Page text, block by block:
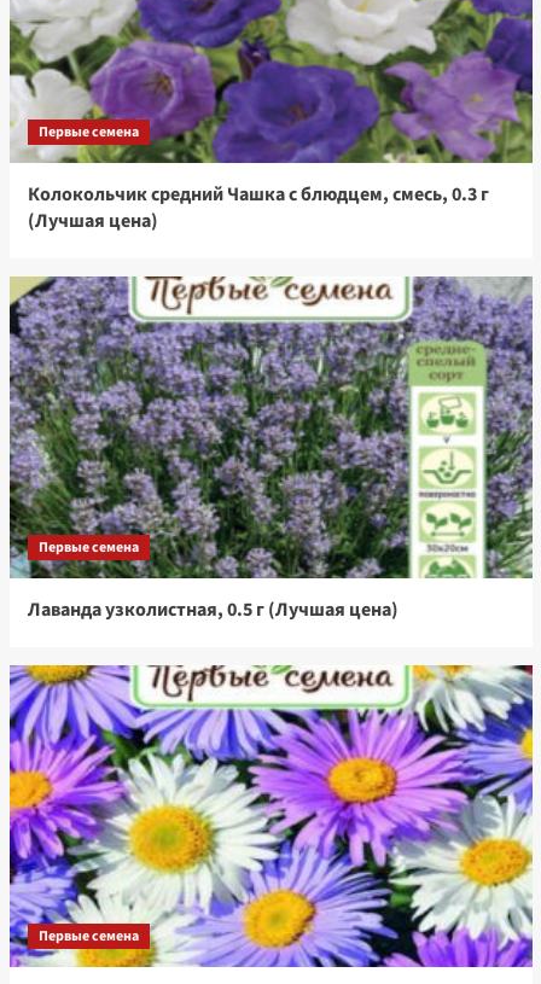
Первые семена
Колокольчик средний Чашка с блюдцем, смесь, 0.3 г
(Лучшая цена)
Первые семена
Лаванда узколистная, 0.5 г (Лучшая цена)
Первые семена